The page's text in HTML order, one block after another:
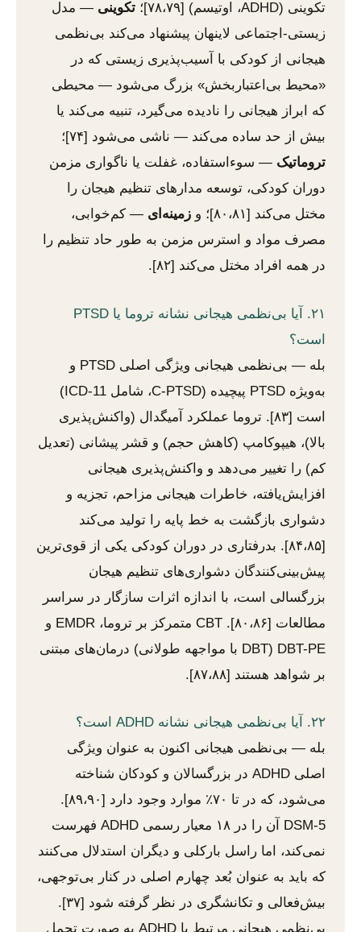
تکوینی (ADHD، اوتیسم) [۷۸،۷۹]؛ تکوینی — مدل
زیستی-اجتماعی لاینهان پیشنهاد می‌کند بی‌نظمی
هیجانی از کودکی با آسیب‌پذیری زیستی که در
«محیط بی‌اعتباربخش» بزرگ می‌شود — محیطی
که ابراز هیجانی را نادیده می‌گیرد، تنبیه می‌کند یا
بیش از حد ساده می‌کند — ناشی می‌شود [۷۴]؛
تروماتیک — سوءاستفاده، غفلت یا ناگواری مزمن
دوران کودکی، توسعه مدارهای تنظیم هیجان را
مختل می‌کند [۸۰،۸۱]؛ و
زمینه‌ای — کم‌خوابی،
مصرف مواد و استرس مزمن به طور حاد تنظیم را
در همه افراد مختل می‌کند [۸۲].
۲۱. آیا بی‌نظمی هیجانی نشانه تروما یا PTSD
است؟
بله — بی‌نظمی هیجانی ویژگی اصلی PTSD و
به‌ویژه PTSD پیچیده (C-PTSD، شامل ICD-11)
است [۸۳]. تروما عملکرد آمیگدال (واکنش‌پذیری
بالا)، هیپوکامپ (کاهش حجم) و قشر پیشانی (تعدیل
کم) را تغییر می‌دهد و واکنش‌پذیری هیجانی
افزایش‌یافته، خاطرات هیجانی مزاحم، تجزیه و
دشواری بازگشت به خط پایه را تولید می‌کند
[۸۴،۸۵]. بدرفتاری در دوران کودکی یکی از قوی‌ترین
پیش‌بینی‌کنندگان دشواری‌های تنظیم هیجان
بزرگسالی است، با اندازه اثرات سازگار در سراسر
مطالعات [۸۰،۸۶]. CBT متمرکز بر تروما، EMDR و
DBT-PE (DBT با مواجهه طولانی) درمان‌های مبتنی
بر شواهد هستند [۸۷،۸۸].
۲۲. آیا بی‌نظمی هیجانی نشانه ADHD است؟
بله — بی‌نظمی هیجانی اکنون به عنوان ویژگی
اصلی ADHD در بزرگسالان و کودکان شناخته
می‌شود، که در تا ۷۰٪ موارد وجود دارد [۸۹،۹۰].
DSM-5 آن را در ۱۸ معیار رسمی ADHD فهرست
نمی‌کند، اما راسل بارکلی و دیگران استدلال می‌کنند
که باید به عنوان بُعد چهارم اصلی در کنار بی‌توجهی،
بیش‌فعالی و تکانشگری در نظر گرفته شود [۳۷].
بی‌نظمی هیجانی مرتبط با ADHD به صورت تحمل